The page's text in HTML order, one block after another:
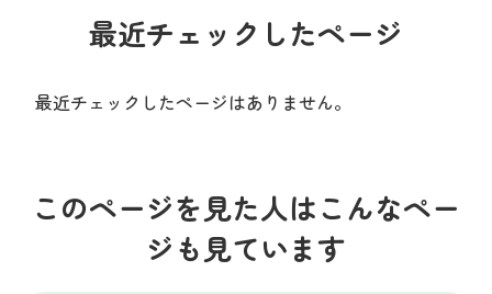
最近チェックしたページ
最近チェックしたページはありません。
このページを見た人はこんなペー
ジも見ています